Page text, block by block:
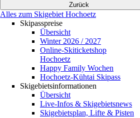
Zurück
Alles zum Skigebiet Hochoetz
Skipasspreise
Übersicht
Winter 2026 / 2027
Online-Skiticketshop
Hochoetz
Happy Family Wochen
Hochoetz-Kühtai Skipass
Skigebietsinformationen
Übersicht
Live-Infos & Skigebietsnews
Skigebietsplan, Lifte & Pisten